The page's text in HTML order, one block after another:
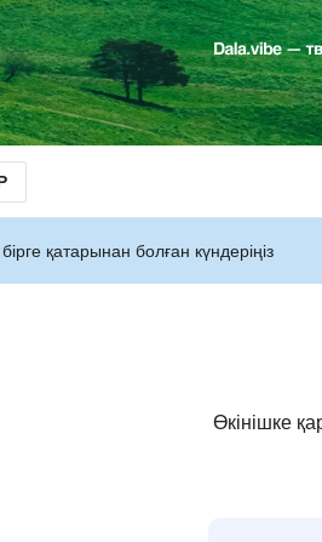
қатарынан болған күндеріңіз
Өкінішке